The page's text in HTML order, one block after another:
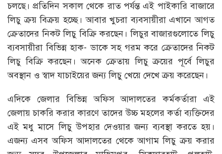
চলছে। প্রতিদিন সকাল থেকে রাত পর্যন্ত এই পাইকারি বাজারে
লিচু ক্রয় বিক্রয় হচ্ছে। আবার খুচরা ব্যবসায়ীরা এখানে আগত
ক্রেতাদের নিকট লিচু বিক্রি করছেন। লিচুর বাজারগুলোতে লিচু
ব্যবসায়ীরা বিভিন্ন হাক- ডাকে সহ গরম করে ক্রেতাদের নিকট
লিচু বিক্রি করছেন। অনেক ক্রেতায় লিচু ক্রয়ের পূর্বে লিচুর
অবস্থান ও স্বাদ যাচাইয়ের জন্য লিচু খেয়ে দেখে ক্রয় করেছেন।
এদিকে জেলার বিভিন্ন অফিস আদালতের কর্মকর্তারা এই
জেলায় চাকরি করার কারণে তাদের উচ্চ মহলের কর্তা ব্যক্তিদের
এই মধু মাসে লিচু উপহার দেওয়ার জন্য ব্যবস্থা করতে হয়।
এজন্য এসব অফিস আদালতের থেকে আগাম লিচু ক্রয় করার